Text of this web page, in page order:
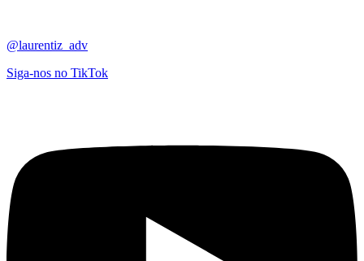
@laurentiz_adv
Siga-nos no TikTok